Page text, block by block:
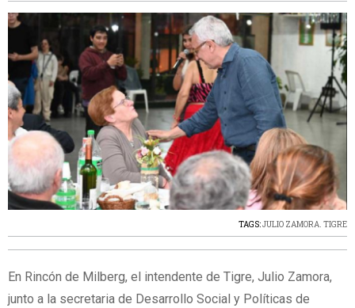
TAGS:JULIO ZAMORA. TIGRE
En Rincón de Milberg, el intendente de Tigre, Julio Zamora,
junto a la secretaria de Desarrollo Social y Políticas de